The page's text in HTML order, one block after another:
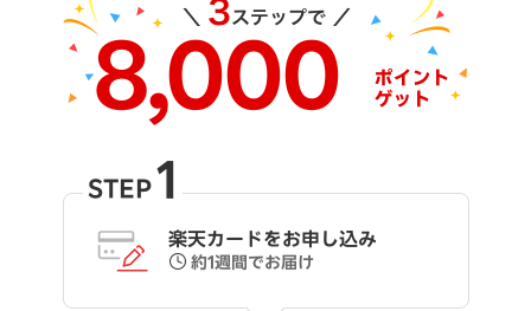
STEP 1
楽天カードをお申し込み
約1週間でお届け